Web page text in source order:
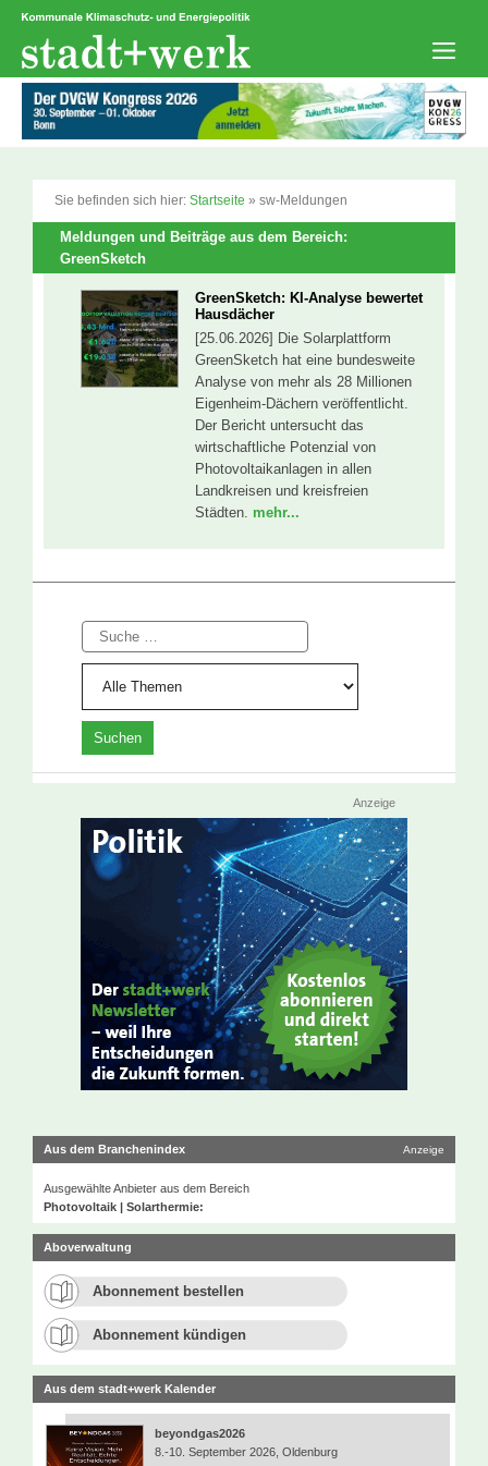
Zum
springen
Sie befinden sich hier: Startseite » sw-Meldungen
Meldungen und Beiträge aus dem Bereich:
GreenSketch
GreenSketch: KI-Analyse bewertet
Hausdächer
[25.06.2026] Die Solarplattform
GreenSketch hat eine bundesweite
Analyse von mehr als 28 Millionen
Eigenheim-Dächern veröffentlicht.
Der Bericht untersucht das
wirtschaftliche Potenzial von
Photovoltaikanlagen in allen
Landkreisen und kreisfreien
Städten. mehr...
Suche
Anzeige
Aus dem Branchenindex Anzeige
Ausgewählte Anbieter aus dem Bereich
Photovoltaik | Solarthermie:
Aboverwaltung
Abonnement bestellen
Abonnement kündigen
Aus dem stadt+werk Kalender
beyondgas2026
8.-10. September 2026, Oldenburg